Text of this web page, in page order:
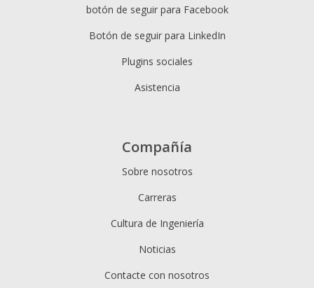
botón de seguir para Facebook
Botón de seguir para LinkedIn
Plugins sociales
Asistencia
Compañía
Sobre nosotros
Carreras
Cultura de Ingeniería
Noticias
Contacte con nosotros